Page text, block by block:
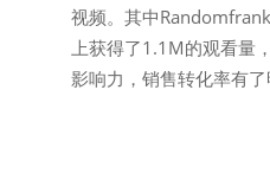
视频。其中
上获得了1.1M的观看量
影响力，销售转化率有了